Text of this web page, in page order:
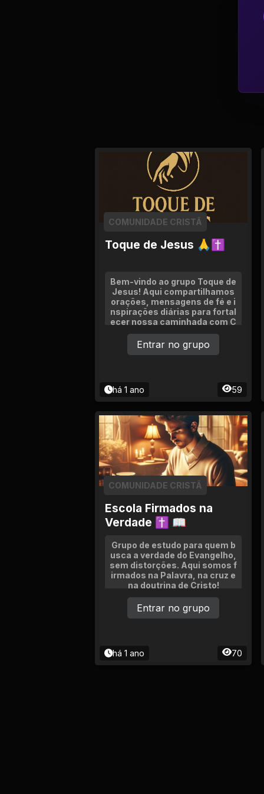
Toque de Jesus 🙏✝
COMUNIDADE CRISTÃ
Bem-vindo ao grupo Toque de
Jesus! Aqui compartilhamos
orações, mensagens de fé e i
nspirações diárias para fortal
ecer nossa caminhada com C
risto. Respeito, amor e união
nos guiam. Sinta-se acolhido
e participe com mensagens q
há 1 ano 59
Entrar no grupo
Escola Firmados na
Verdade ✝ 📖
COMUNIDADE CRISTÃ
Grupo de estudo para quem b
usca a verdade do Evangelho,
sem distorções. Aqui somos f
irmados na Palavra, na cruz e
na doutrina de Cristo!
há 1 ano 70
Entrar no grupo